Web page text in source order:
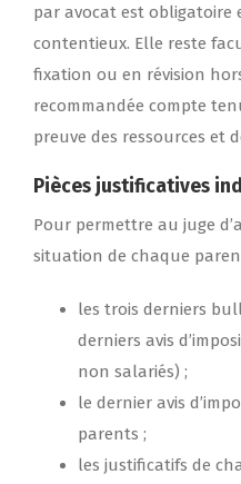
par avocat est obligatoire
contentieux. Elle reste
fixation ou en révision
recommandée compte
preuve des ressources et
Pièces justificatives
Pour permettre au juge
situation de chaque
les trois derniers
derniers avis
non salariés) ;
le dernier avis
parents ;
les justificatifs de